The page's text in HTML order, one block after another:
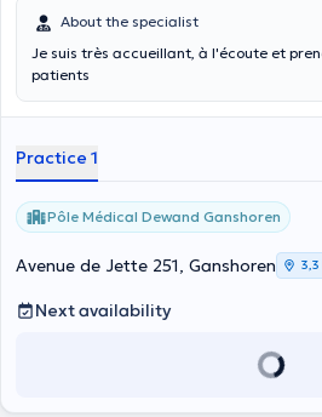
About the specialist
Je suis très accueillant, à l'écoute et
patients
Practice 1
Pôle Médical Dewand Ganshoren
Avenue de Jette 251, Ganshoren 3,3
Next availability